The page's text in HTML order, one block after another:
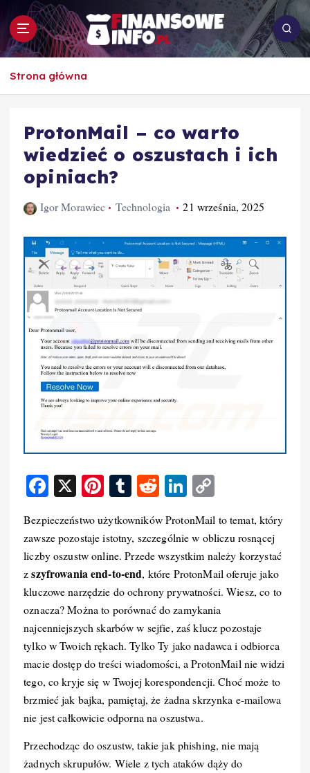
p
To i owo o rachunkowości, pracy, biznesie i
Strona główna
ProtonMail – co warto
wiedzieć o oszustach i ich
opiniach?
Igor Morawiec Technologia 21 września, 2025
F
c
e
b
o
o
k
X
Pi
er
e
st
T
m
bl
r
R
d
di
t
Li
k
e
d
I
n
p
y
Li
n
k
Bezpieczeństwo użytkowników ProtonMail to temat, który
zawsze pozostaje istotny, szczególnie w obliczu rosnącej
liczby oszustw online. Przede wszystkim należy korzystać
zszyfrowania end-to-end, które ProtonMail oferuje jako
kluczowe narzędzie do ochrony prywatności. Wiesz, co to
oznacza? Można to porównać do zamykania
najcenniejszych skarbów w sejfie, zaś klucz pozostaje
tylko w Twoich rękach. Tylko Ty jako nadawca i odbiorca
macie dostęp do treści wiadomości, a ProtonMail nie widzi
tego, co kryje się w Twojej korespondencji. Choć może to
brzmieć jak bajka, pamiętaj, że żadna skrzynka e-mailowa
nie jest całkowicie odporna na oszustwa.
Przechodząc do oszustw, takie jak phishing, nie mają
żadnych skrupułów. Wiele z tych ataków dąży do